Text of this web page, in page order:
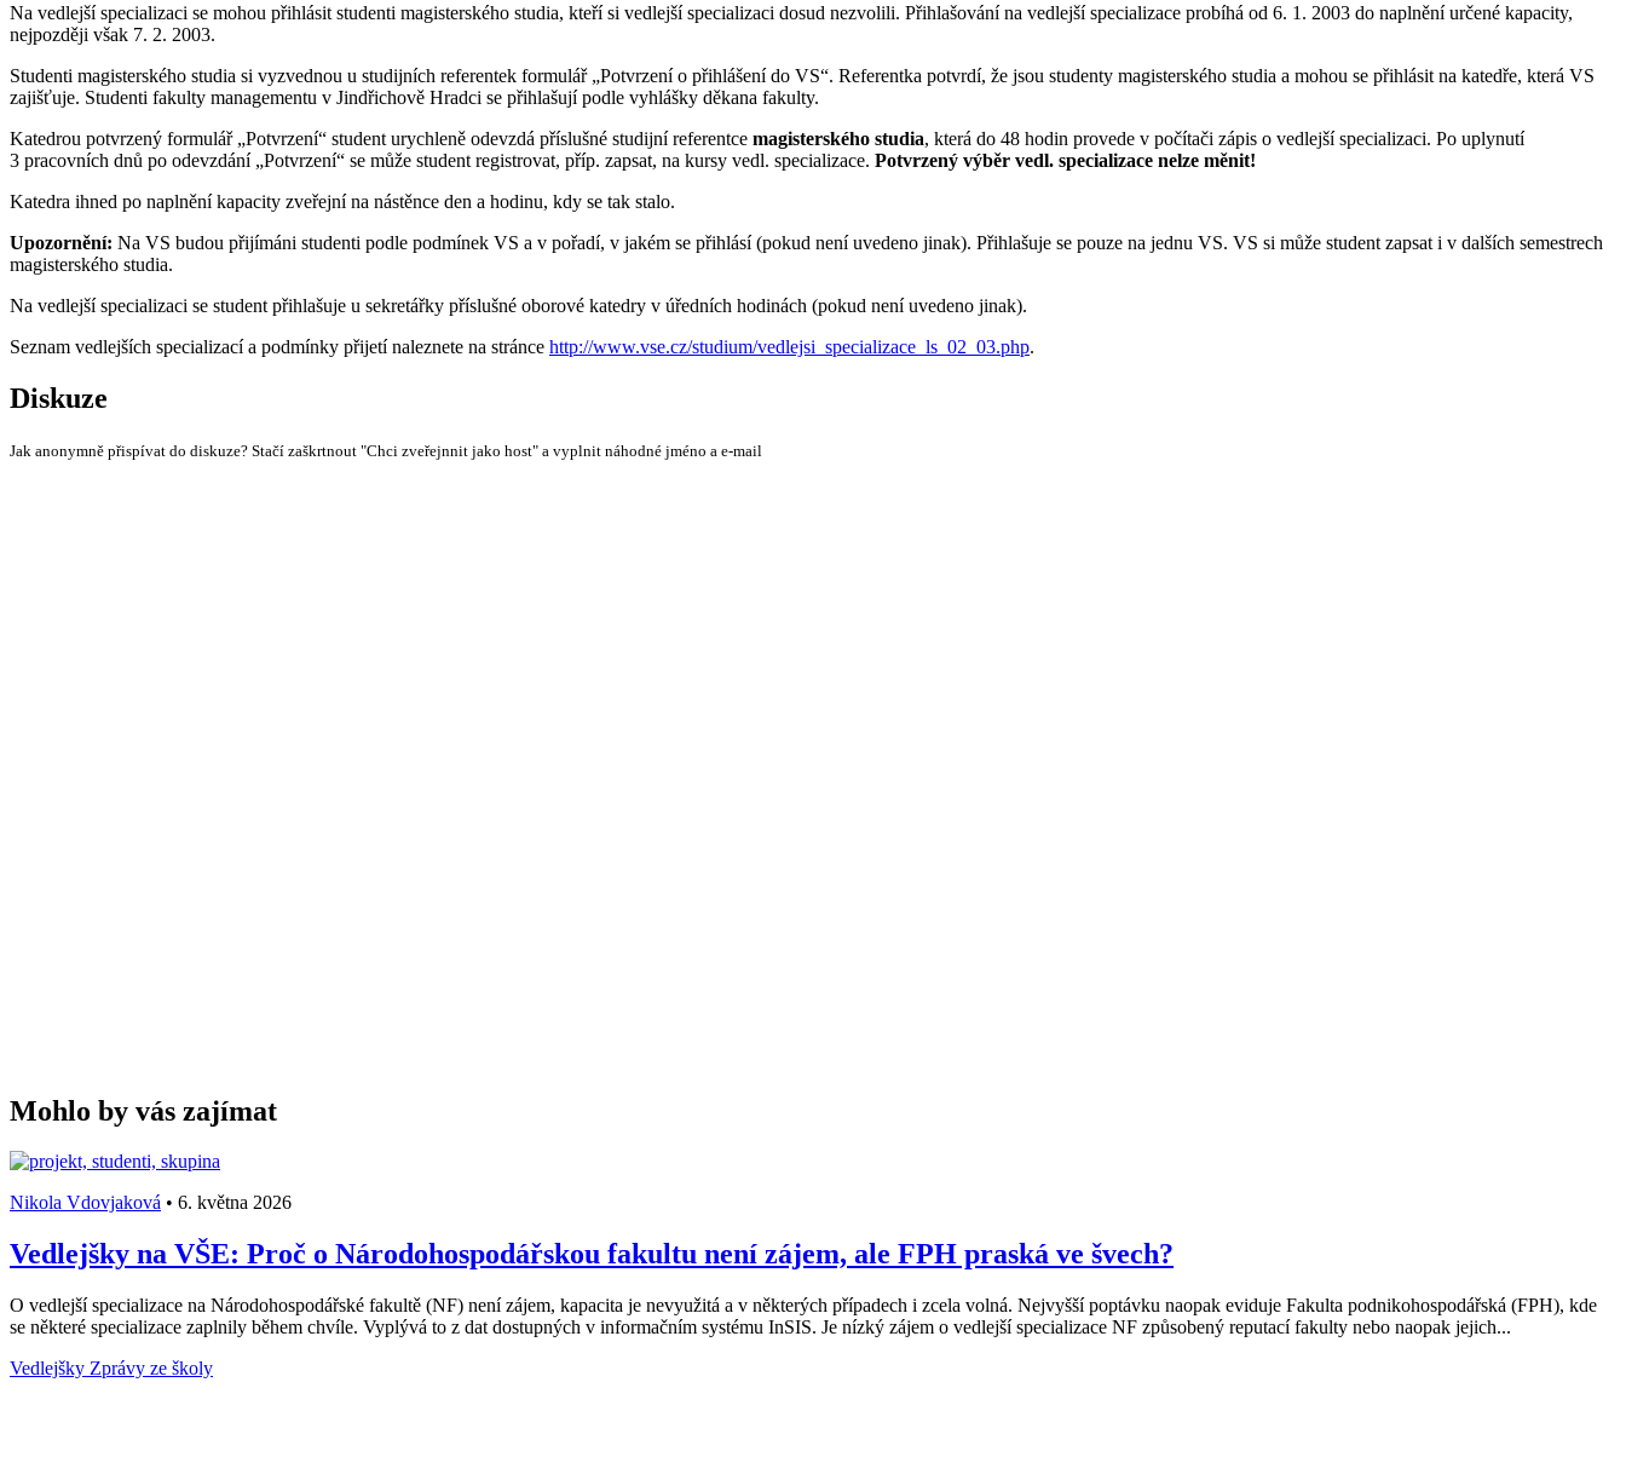
Na vedlejší specializaci se mohou přihlásit studenti magisterského studia, kteří si vedlejší specializaci dosud nezvolili. Přihlašování na vedlejší specializace probíhá od 6. 1. 2003 do naplnění určené kapacity,
nejpozději však 7. 2. 2003.
Studenti magisterského studia si vyzvednou u studijních referentek formulář „Potvrzení o přihlášení do VS“. Referentka potvrdí, že jsou studenty magisterského studia a mohou se přihlásit na katedře, která VS
zajišťuje. Studenti fakulty managementu v Jindřichově Hradci se přihlašují podle vyhlášky děkana fakulty.
Katedrou potvrzený formulář „Potvrzení“ student urychleně odevzdá příslušné studijní referentce magisterského studia, která do 48 hodin provede v počítači zápis o vedlejší specializaci. Po uplynutí
3 pracovních dnů po odevzdání „Potvrzení“ se může student registrovat, příp. zapsat, na kursy vedl. specializace. Potvrzený výběr vedl. specializace nelze měnit!
Katedra ihned po naplnění kapacity zveřejní na nástěnce den a hodinu, kdy se tak stalo.
Upozornění: Na VS budou přijímáni studenti podle podmínek VS a v pořadí, v jakém se přihlásí (pokud není uvedeno jinak). Přihlašuje se pouze na jednu VS. VS si může student zapsat i v dalších semestrech
magisterského studia.
Na vedlejší specializaci se student přihlašuje u sekretářky příslušné oborové katedry v úředních hodinách (pokud není uvedeno jinak).
Seznam vedlejších specializací a podmínky přijetí naleznete na stránce http://www.vse.cz/studium/vedlejsi_specializace_ls_02_03.php.
Diskuze
Jak anonymně přispívat do diskuze? Stačí zaškrtnout "Chci zveřejnnit jako host" a vyplnit náhodné jméno a e-mail
Mohlo by vás zajímat
Nikola Vdovjaková • 6. května 2026
Vedlejšky na VŠE: Proč o Národohospodářskou fakultu není zájem, ale FPH praská ve švech?
O vedlejší specializace na Národohospodářské fakultě (NF) není zájem, kapacita je nevyužitá a v některých případech i zcela volná. Nejvyšší poptávku naopak eviduje Fakulta podnikohospodářská (FPH), kde
se některé specializace zaplnily během chvíle. Vyplývá to z dat dostupných v informačním systému InSIS. Je nízký zájem o vedlejší specializace NF způsobený reputací fakulty nebo naopak jejich...
Vedlejšky Zprávy ze školy